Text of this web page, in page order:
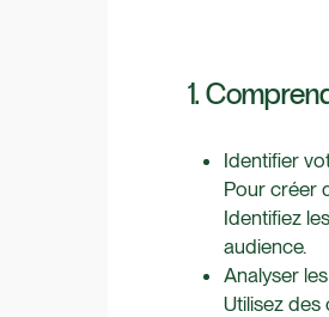
1.
Identifier
Pour créer
Identifiez
audience.
Analyser
Utilisez